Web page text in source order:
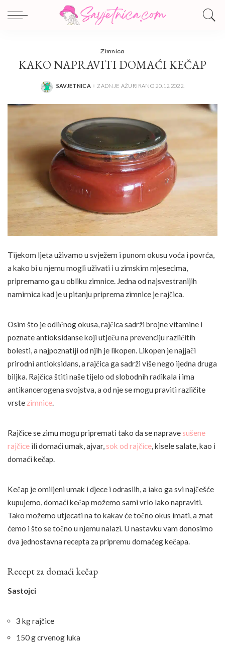
Zimnica
KAKO NAPRAVITI DOMAĆI KEČAP
POSTED
SAVJETNICA ZADNJE AŽURIRANO 20.12.2022.
Tijekom ljeta uživamo u svježem i punom okusu voća i povrća,
a kako bi u njemu mogli uživati i u zimskim mjesecima,
pripremamo ga u obliku zimnice. Jedna od najsvestranijih
namirnica kad je u pitanju priprema zimnice je rajčica.
Osim što je odličnog okusa, rajčica sadrži brojne vitamine i
poznate antioksidanse koji utječu na prevenciju različitih
bolesti, a najpoznatiji od njih je likopen. Likopen je najjači
prirodni antioksidans, a rajčica ga sadrži više nego ijedna druga
biljka. Rajčica štiti naše tijelo od slobodnih radikala i ima
antikancerogena svojstva, a od nje se mogu praviti različite
vrste zimnice.
Rajčice se zimu mogu pripremati tako da se naprave sušene
rajčice ili domaći umak, ajvar, sok od rajčice, kisele salate, kao i
domaći kečap.
Kečap je omiljeni umak i djece i odraslih, a iako ga svi najčešće
kupujemo, domaći kečap možemo sami vrlo lako napraviti.
Tako možemo utjecati na to kakav će točno okus imati, a znat
ćemo i što se točno u njemu nalazi. U nastavku vam donosimo
dva jednostavna recepta za pripremu domaćeg kečapa.
Recept za domaći kečap
Sastojci
3 kg rajčice
150 g crvenog luka